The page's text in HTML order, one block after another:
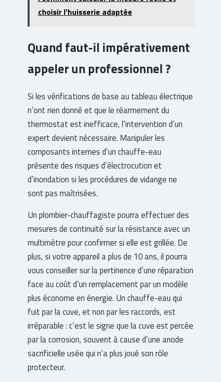
choisir l'huisserie adaptée
Quand faut-il impérativement
appeler un professionnel ?
Si les vérifications de base au tableau électrique
n’ont rien donné et que le réarmement du
thermostat est inefficace, l’intervention d’un
expert devient nécessaire. Manipuler les
composants internes d’un chauffe-eau
présente des risques d’électrocution et
d’inondation si les procédures de vidange ne
sont pas maîtrisées.
Un plombier-chauffagiste pourra effectuer des
mesures de continuité sur la résistance avec un
multimètre pour confirmer si elle est grillée. De
plus, si votre appareil a plus de 10 ans, il pourra
vous conseiller sur la pertinence d’une réparation
face au coût d’un remplacement par un modèle
plus économe en énergie. Un chauffe-eau qui
fuit par la cuve, et non par les raccords, est
irréparable : c’est le signe que la cuve est percée
par la corrosion, souvent à cause d’une anode
sacrificielle usée qui n’a plus joué son rôle
protecteur.